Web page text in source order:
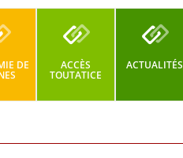
DE ACCÈS
TOUTATICE
ACTUALITÉS